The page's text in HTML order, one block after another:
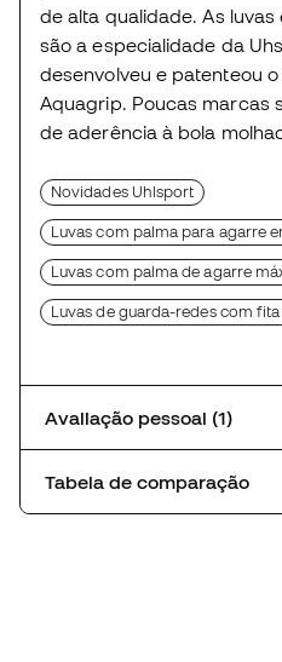
de alta qualidade. As
são a especialidade da
desenvolveu e patenteou
Aquagrip. Poucas marcas
de aderência à bola
Novidades Uhlsport
Luvas com palma para agarre
Luvas com palma de agarre
Luvas de guarda-redes com
Avaliação pessoal (1)
Tabela de comparação